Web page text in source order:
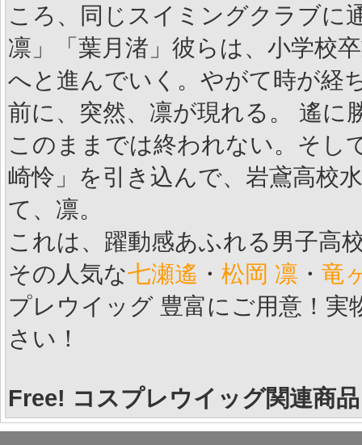
ころ、同じスイミングクラブに
凛」「葉月渚」彼らは、小学校
へと進んでいく。やがて時が経
前に、突然、凛が現れる。 遙に
このままでは終われない。そし
崎怜」を引き込んで、岩鳶高校
て、凛。
これは、躍動感あふれる男子
その人気な七瀬遙 ・ 松岡 凛 ・ 竜
プレウイッグ 豊富にご用意！実
さい！
Free! コスプレウイッグ関連商品